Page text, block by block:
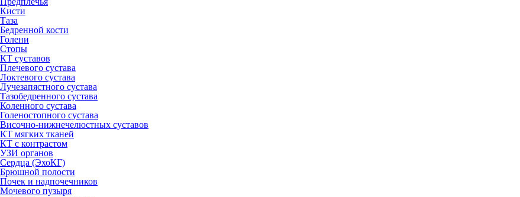
Кисти
Таза
Бедренной кости
Голени
Стопы
КТ суставов
Плечевого сустава
Локтевого сустава
Лучезапястного сустава
Тазобедренного сустава
Коленного сустава
Голеностопного сустава
Височно-нижнечелюстных суставов
КТ мягких тканей
КТ с контрастом
УЗИ органов
Сердца (ЭхоКГ)
Брюшной полости
Почек и надпочечников
Мочевого пузыря